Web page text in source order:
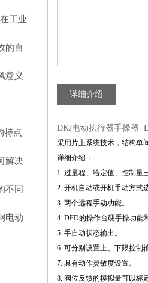
工业
的自
意义
特点
解决
不同
电动
详细介绍
DKJ电动执行器手操器
采用片上系统技术，结构单
详细介绍：
1. 过量程、给定值、控制量
2. 开机自动或开机手动方式
3. 两个远程手动功能。
4. DFD的操作台硬手操功
5. 手自动状态输出。
6. 可分别设置上、下限控制
7. 具有动作灵敏度设置。
8. 阀位反馈的模拟量可以标